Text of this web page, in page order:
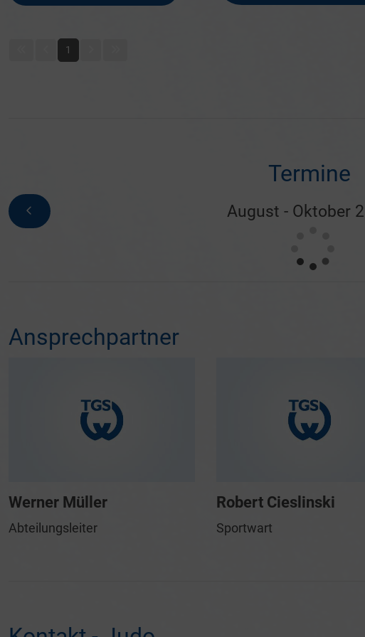
1
Termine
August - Oktober
Ansprechpartner
Werner Müller
Abteilungsleiter
Robert Cieslinski
Sportwart